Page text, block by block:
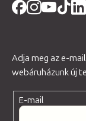
Adja meg az e-
webáruházunk új
E-mail